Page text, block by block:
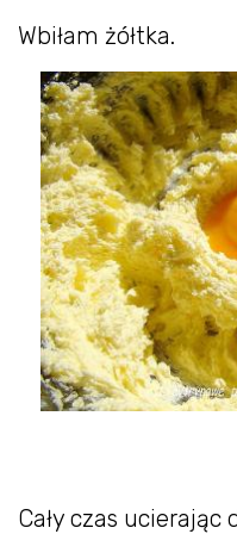
Wbiłam żółtka.
Cały czas ucierając